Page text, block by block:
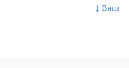
↓ Вниз